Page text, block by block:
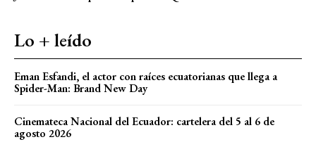
Lo + leído
Eman Esfandi, el actor con raíces ecuatorianas que llega a
Spider-Man: Brand New Day
Cinemateca Nacional del Ecuador: cartelera del 5 al 6 de
agosto 2026